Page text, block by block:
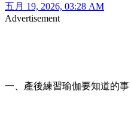
五月 19, 2026, 03:28 AM
Advertisement
一、產後練習瑜伽要知道的事